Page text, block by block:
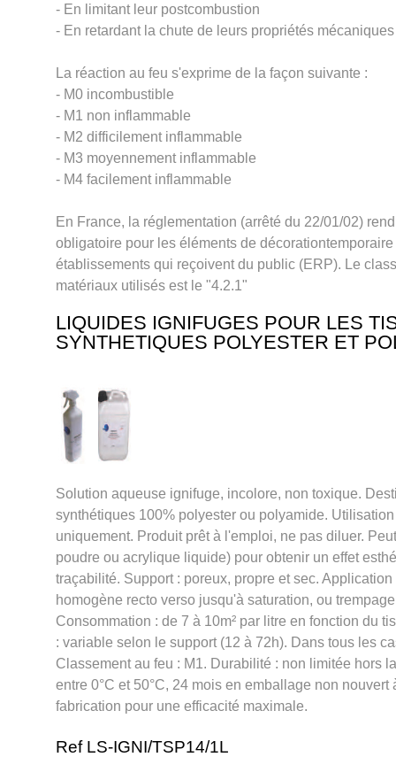
- En limitant leur postcombustion
- En retardant la chute de leurs propriétés mécaniques
La réaction au feu s'exprime de la façon suivante :
- M0 incombustible
- M1 non inflammable
- M2 difficilement inflammable
- M3 moyennement inflammable
- M4 facilement inflammable
En France, la réglementation (arrêté du 22/01/02)
obligatoire pour les éléments de
établissements qui reçoivent du public (ERP). Le
matériaux utilisés est le "4.2.1"
LIQUIDES IGNIFUGES POUR LES
SYNTHETIQUES POLYESTER ET
Solution aqueuse ignifuge, incolore, non toxique.
synthétiques 100% polyester ou polyamide.
uniquement. Produit prêt à l'emploi, ne pas diluer.
poudre ou acrylique liquide) pour obtenir un effet
traçabilité. Support : poreux, propre et sec.
homogène recto verso jusqu'à saturation, ou
Consommation : de 7 à 10m² par litre en fonction du
: variable selon le support (12 à 72h). Dans tous les
Classement au feu : M1. Durabilité : non limitée hors
entre 0°C et 50°C, 24 mois en emballage non nouvert
fabrication pour une efficacité maximale.
Ref LS-IGNI/TSP14/1L